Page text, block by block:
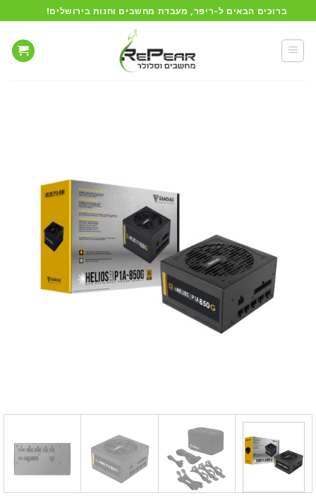
to
content
ברוכים הבאים ל-ריפר, מעבדת מחשבים וחנות בירושלים!